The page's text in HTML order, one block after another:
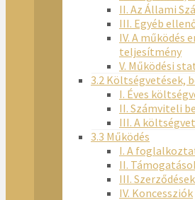
II. Az Állami
III. Egyéb
IV. A működés
teljesítmény
V. Működési
3.2 Költségvetések,
I. Éves
II. Számviteli
III. A
3.3 Működés
I. A
II.
III. Szerződések
IV. Koncessziók